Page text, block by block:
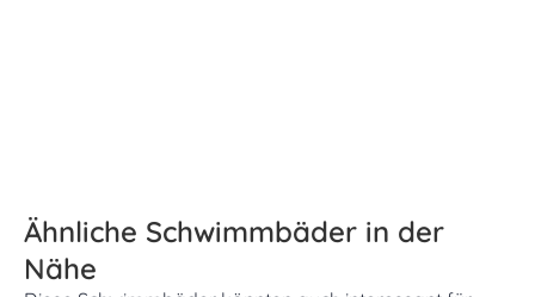
Ähnliche Schwimmbäder in der
Nähe